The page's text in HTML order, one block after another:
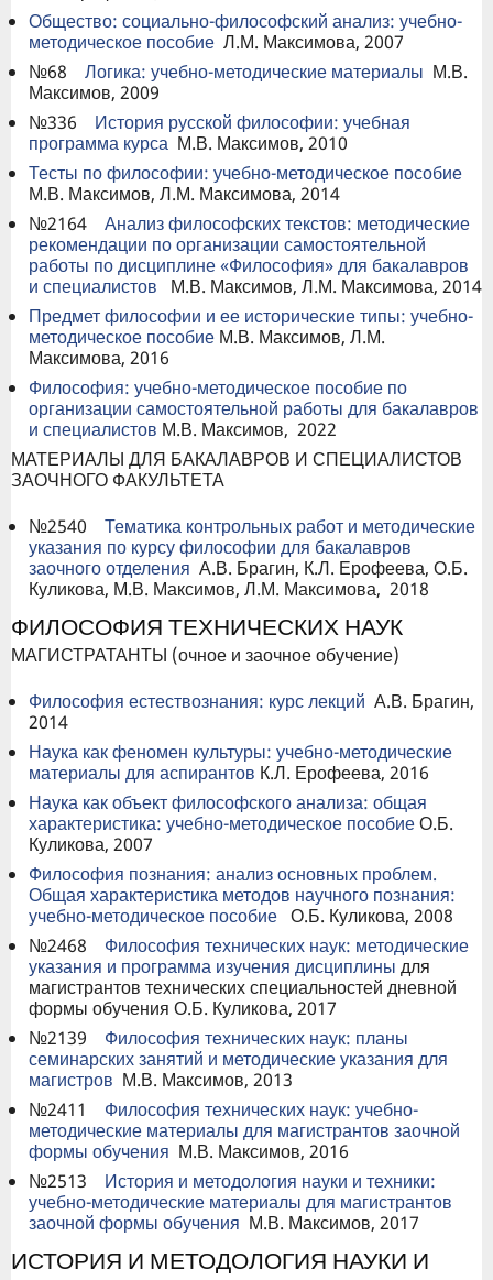
Общество: социально-философский анализ: учебно-
методическое пособие Л.М. Максимова, 2007
№68 Логика: учебно-методические материалы М.В.
Максимов, 2009
№336 История русской философии: учебная
программа курса М.В. Максимов, 2010
Тесты по философии: учебно-методическое пособие
М.В. Максимов, Л.М. Максимова, 2014
№2164 Анализ философских текстов: методические
рекомендации по организации самостоятельной
работы по дисциплине «Философия» для бакалавров
и специалистов М.В. Максимов, Л.М. Максимова, 2014
Предмет философии и ее исторические типы: учебно-
методическое пособие М.В. Максимов, Л.М.
Максимова, 2016
Философия: учебно-методическое пособие по
организации самостоятельной работы для бакалавров
и специалистов М.В. Максимов, 2022
МАТЕРИАЛЫ ДЛЯ БАКАЛАВРОВ И СПЕЦИАЛИСТОВ
ЗАОЧНОГО ФАКУЛЬТЕТА
№2540 Тематика контрольных работ и методические
указания по курсу философии для бакалавров
заочного отделения А.В. Брагин, К.Л. Ерофеева, О.Б.
Куликова, М.В. Максимов, Л.М. Максимова, 2018
ФИЛОСОФИЯ ТЕХНИЧЕСКИХ НАУК
МАГИСТРАТАНТЫ (очное и заочное обучение)
Философия естествознания: курс лекций А.В. Брагин,
2014
Наука как феномен культуры: учебно-методические
материалы для аспирантов К.Л. Ерофеева, 2016
Наука как объект философского анализа: общая
характеристика: учебно-методическое пособиеО.Б.
Куликова, 2007
Философия познания: анализ основных проблем.
Общая характеристика методов научного познания:
учебно-методическое пособие О.Б. Куликова, 2008
№2468 Философия технических наук: методические
указания и программа изучения дисциплины для
магистрантов технических специальностей дневной
формы обучения О.Б. Куликова, 2017
№2139 Философия технических наук: планы
семинарских занятий и методические указания для
магистров М.В. Максимов, 2013
№2411 Философия технических наук: учебно-
методические материалы для магистрантов заочной
формы обучения М.В. Максимов, 2016
№2513 История и методология науки и техники:
учебно-методические материалы для магистрантов
заочной формы обучения М.В. Максимов, 2017
ИСТОРИЯ И МЕТОДОЛОГИЯ НАУКИ И